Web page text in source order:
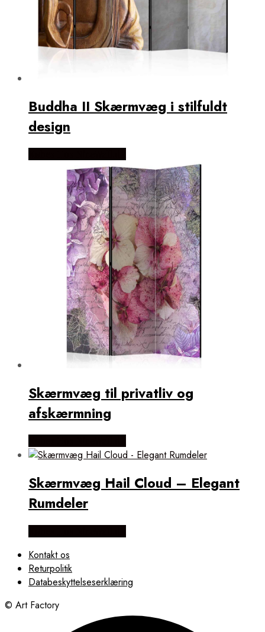
Buddha II Skærmvæg i stilfuldt
design
Skærmvæg til privatliv og
afskærmning
Skærmvæg Hail Cloud – Elegant
Rumdeler
Kontakt os
Returpolitik
Databeskyttelseserklæring
© Art Factory